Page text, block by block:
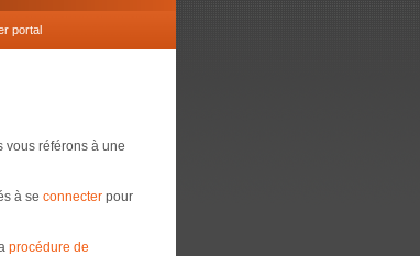
portal
vous référons à une
à se connecter pour
procédure de